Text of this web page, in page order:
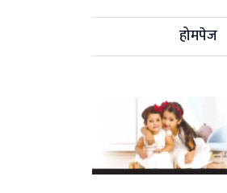
होमपेज